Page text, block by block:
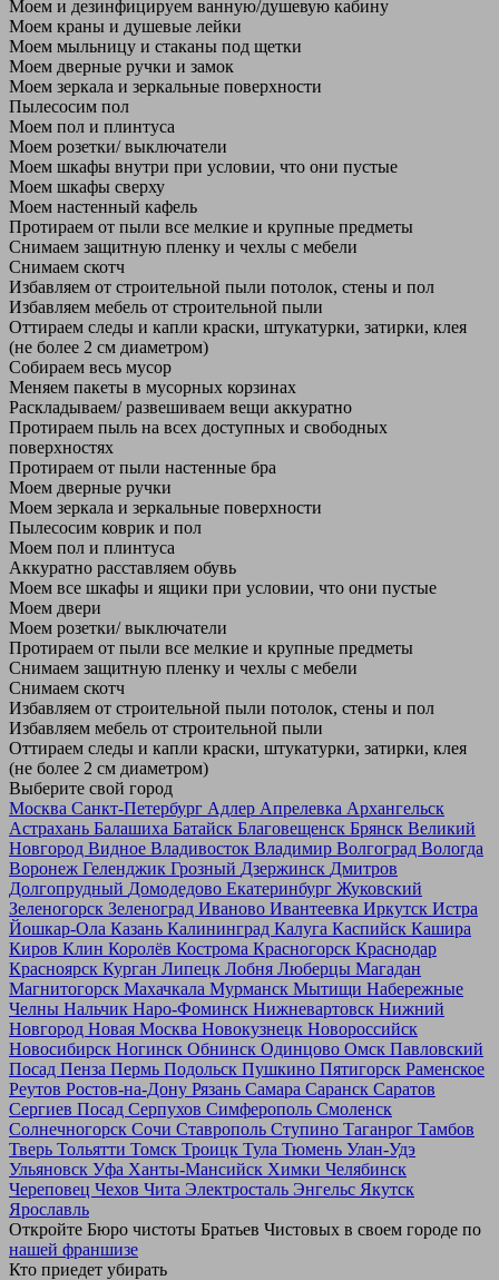
Моем и дезинфицируем ванную/душевую кабину
Моем краны и душевые лейки
Моем мыльницу и стаканы под щетки
Моем дверные ручки и замок
Моем зеркала и зеркальные поверхности
Пылесосим пол
Моем пол и плинтуса
Моем розетки/ выключатели
Моем шкафы внутри при условии, что они пустые
Моем шкафы сверху
Моем настенный кафель
Протираем от пыли все мелкие и крупные предметы
Снимаем защитную пленку и чехлы с мебели
Снимаем скотч
Избавляем от строительной пыли потолок, стены и пол
Избавляем мебель от строительной пыли
Оттираем следы и капли краски, штукатурки, затирки, клея
(не более 2 см диаметром)
Собираем весь мусор
Меняем пакеты в мусорных корзинах
Раскладываем/ развешиваем вещи аккуратно
Протираем пыль на всех доступных и свободных
поверхностях
Протираем от пыли настенные бра
Моем дверные ручки
Моем зеркала и зеркальные поверхности
Пылесосим коврик и пол
Моем пол и плинтуса
Аккуратно расставляем обувь
Моем все шкафы и ящики при условии, что они пустые
Моем двери
Моем розетки/ выключатели
Протираем от пыли все мелкие и крупные предметы
Снимаем защитную пленку и чехлы с мебели
Снимаем скотч
Избавляем от строительной пыли потолок, стены и пол
Избавляем мебель от строительной пыли
Оттираем следы и капли краски, штукатурки, затирки, клея
(не более 2 см диаметром)
Выберите свой город
Москва Санкт-Петербург Адлер Апрелевка Архангельск
Астрахань Балашиха Батайск Благовещенск Брянск Великий
Новгород Видное Владивосток Владимир Волгоград Вологда
Воронеж Геленджик Грозный Дзержинск Дмитров
Долгопрудный Домодедово Екатеринбург Жуковский
Зеленогорск Зеленоград Иваново Ивантеевка Иркутск Истра
Йошкар-Ола Казань Калининград Калуга Каспийск Кашира
Киров Клин Королёв Кострома Красногорск Краснодар
Красноярск Курган Липецк Лобня Люберцы Магадан
Магнитогорск Махачкала Мурманск Мытищи Набережные
Челны Нальчик Наро-Фоминск Нижневартовск Нижний
Новгород Новая Москва Новокузнецк Новороссийск
Новосибирск Ногинск Обнинск Одинцово Омск Павловский
Посад Пенза Пермь Подольск Пушкино Пятигорск Раменское
Реутов Ростов-на-Дону Рязань Самара Саранск Саратов
Сергиев Посад Серпухов Симферополь Смоленск
Солнечногорск Сочи Ставрополь Ступино Таганрог Тамбов
Тверь Тольятти Томск Троицк Тула Тюмень Улан-Удэ
Ульяновск Уфа Ханты-Мансийск Химки Челябинск
Череповец Чехов Чита Электросталь Энгельс Якутск
Ярославль
Откройте Бюро чистоты Братьев Чистовых в своем городе по
нашей франшизе
Кто приедет убирать